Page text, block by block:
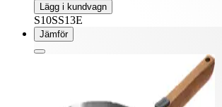
Lägg i kundvagn
S10SS13E
Jämför